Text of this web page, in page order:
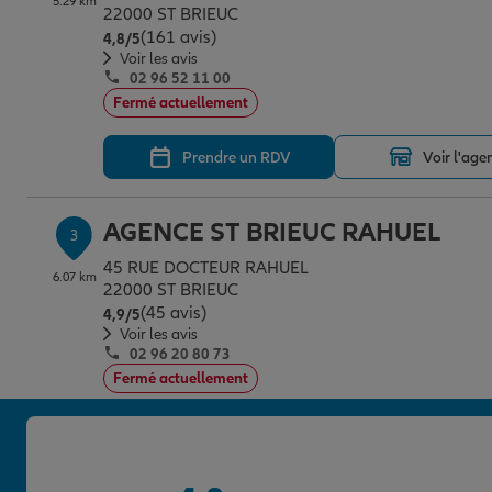
22000 ST BRIEUC
4,8/5Note de 4.8 sur 5
(161 avis)
Voir les avis
02 96 52 11 00
Fermé actuellement
Prendre un RDV Voir
3
6.07 km
AGENCE ST BRIEUC RAHUEL
45 RUE DOCTEUR RAHUEL
22000 ST BRIEUC
4,9/5Note de 4.9 sur 5
(45 avis)
Voir les avis
02 96 20 80 73
Fermé actuellement